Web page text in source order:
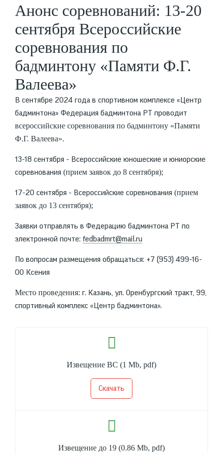
Анонс соревнований: 13-20
сентября Всероссийские
соревнования по
бадминтону «Памяти Ф.Г.
Валеева»
В сентябре 2024 года в спортивном комплексе «Центр
бадминтона» Федерация бадминтона РТ проводит
всероссийские соревнования по бадминтону «Памяти
Ф.Г. Валеева».
13-18 сентября - Всероссийские юношеские и юниорские
соревнования (прием заявок до 8 сентября);
17-20 сентября - Всероссийские соревнования (прием
заявок до 13 сентября);
Заявки отправлять в Федерацию бадминтона РТ по
электронной почте: fedbadmrt@mail.ru
По вопросам размещения обращаться: +7 (953) 499-16-
00 Ксения
Место проведения: г. Казань, ул. Оренбургский тракт, 99,
спортивный комплекс «Центр бадминтона».
Извещение ВС (1 Mb, pdf)
Скачать
Извещение до 19 (0.86 Mb, pdf)